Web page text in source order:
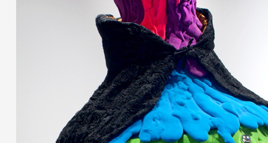
Crédits
Actions
Documentation